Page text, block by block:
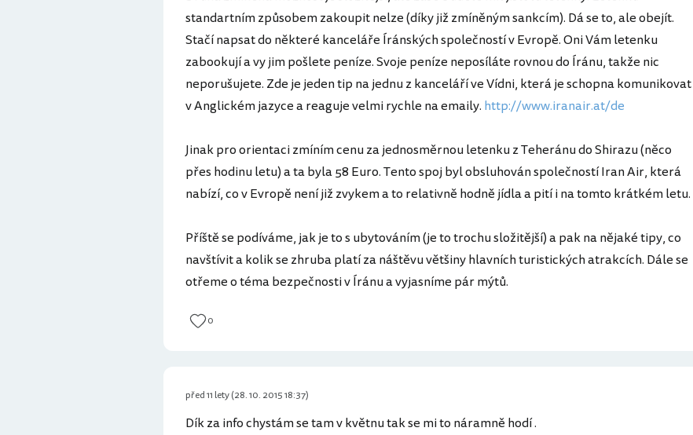
standartním způsobem zakoupit nelze (díky již zmíněným sankcím). Dá se to, ale obejít.
Stačí napsat do některé kanceláře Íránských společností v Evropě. Oni Vám letenku
zabookují a vy jim pošlete peníze. Svoje peníze neposíláte rovnou do Íránu, takže nic
neporušujete. Zde je jeden tip na jednu z kanceláří ve Vídni, která je schopna komunikovat
v Anglickém jazyce a reaguje velmi rychle na emaily. http://www.iranair.at/de
Jinak pro orientaci zmíním cenu za jednosměrnou letenku z Teheránu do Shirazu (něco
přes hodinu letu) a ta byla 58 Euro. Tento spoj byl obsluhován společností Iran Air, která
nabízí, co v Evropě není již zvykem a to relativně hodně jídla a pití i na tomto krátkém letu.
Příště se podíváme, jak je to s ubytováním (je to trochu složitější) a pak na nějaké tipy, co
navštívit a kolik se zhruba platí za náštěvu většiny hlavních turistických atrakcích. Dále se
otřeme o téma bezpečnosti v Íránu a vyjasníme pár mýtů.
0
Dík za info chystám se tam v květnu tak se mi to náramně hodí .
před 11 lety (28. 10. 2015 18:37)